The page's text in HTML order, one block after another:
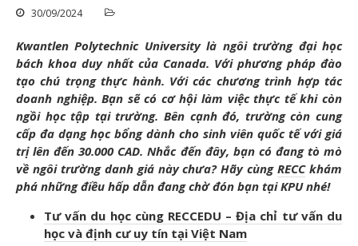
Du học
Tin tức
Liên Hệ
30/09/2024
Kwantlen Polytechnic University là ngôi trường đại học
bách khoa duy nhất của Canada. Với phương pháp đào
tạo chú trọng thực hành. Với các chương trình hợp tác
doanh nghiệp. Bạn sẽ có cơ hội làm việc thực tế khi còn
ngồi học tập tại trường. Bên cạnh đó, trường còn cung
cấp đa dạng học bổng dành cho sinh viên quốc tế với giá
trị lên đến 30.000 CAD. Nhắc đến đây, bạn có đang tò mò
về ngôi trường danh giá này chưa? Hãy cùngRECCkhám
phá những điều hấp dẫn đang chờ đón bạn tại KPU nhé!
Tư vấn du học cùng RECCEDU – Địa chỉ tư vấn du
học và định cư uy tín tại Việt Nam